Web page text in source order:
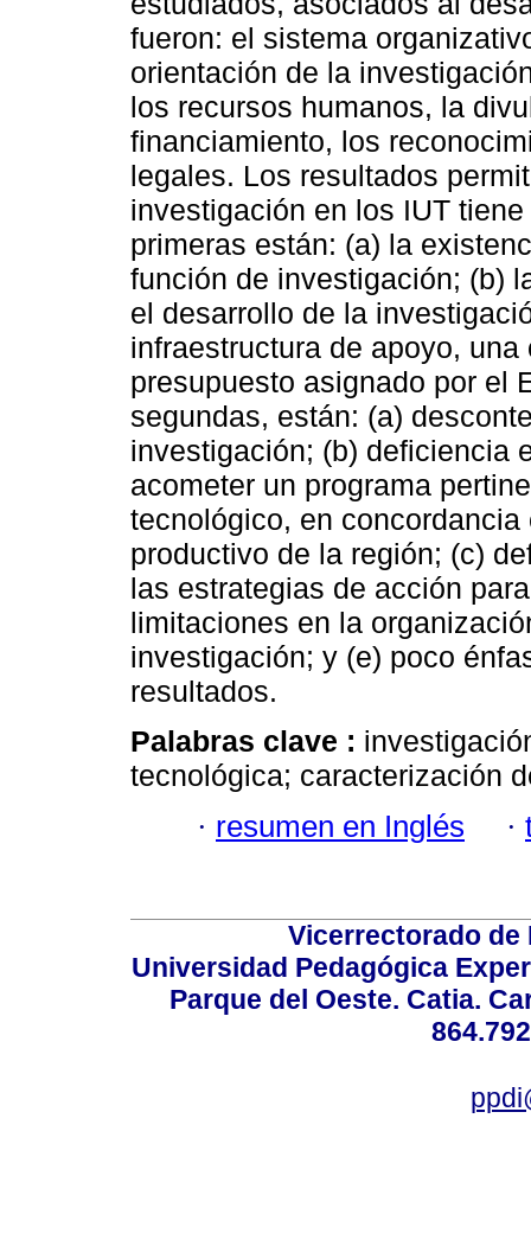
fueron: el sistema
orientación de la
los recursos humanos, la
financiamiento, los
legales. Los resultados
investigación en los IUT
primeras están: (a) la
función de investigación; (b)
el desarrollo de la
infraestructura de apoyo,
presupuesto asignado por el
segundas, están: (a)
investigación; (b) deficiencia
acometer un programa
tecnológico, en
productivo de la región; (c)
las estrategias de acción
limitaciones en la
investigación; y (e) poco
resultados.
Palabras clave :
tecnológica; caracterización
· resumen en Inglés ·
Vicerrectorado
Universidad Pedagógica
Parque del Oeste. Catia.